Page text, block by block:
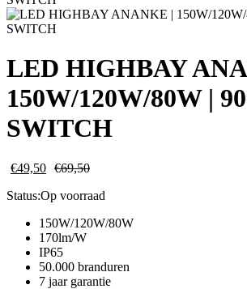
LED HIGHBAY
150W/120W/80W |
SWITCH
€49,50 €69,50
Status:Op voorraad
150W/120W/80W
170lm/W
IP65
50.000 branduren
7 jaar garantie